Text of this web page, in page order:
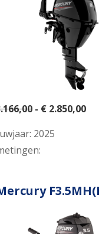
- € 2.850,00
2025